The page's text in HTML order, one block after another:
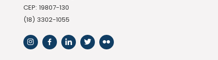
CEP: 19807-130
(18) 3302-1055